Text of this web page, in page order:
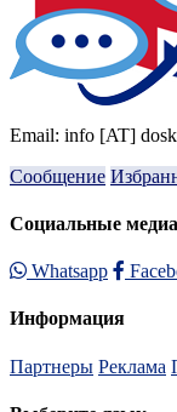
Email: info [AT]
Сообщение
Социальные медиа
Whatsapp
Информация
Партнеры Реклама